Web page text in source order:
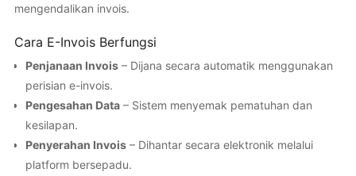
mengendalikan invois.
Cara E-Invois Berfungsi
Penjanaan Invois – Dijana secara automatik menggunakan
perisian e-invois.
Pengesahan Data – Sistem menyemak pematuhan dan
kesilapan.
Penyerahan Invois – Dihantar secara elektronik melalui
platform bersepadu.